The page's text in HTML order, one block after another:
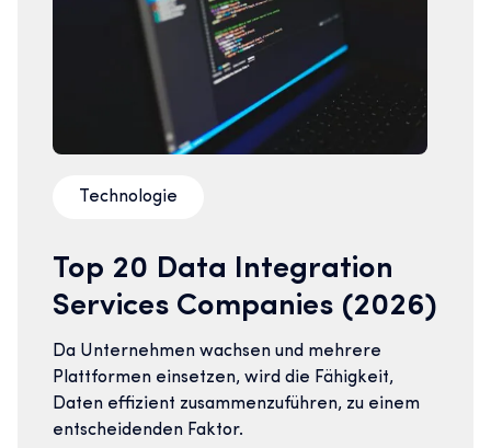
Technologie
Top 20 Data Integration
Services Companies (2026)
Da Unternehmen wachsen und mehrere
Plattformen einsetzen, wird die Fähigkeit,
Daten effizient zusammenzuführen, zu einem
entscheidenden Faktor.